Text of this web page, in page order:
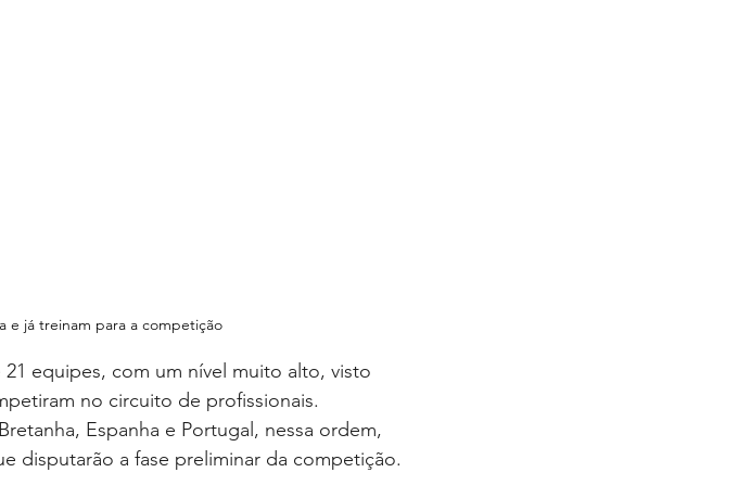
e já treinam para a competição
equipes, com um nível muito alto, visto
no circuito de profissionais.
Espanha e Portugal, nessa ordem,
disputarão a fase preliminar da competição.